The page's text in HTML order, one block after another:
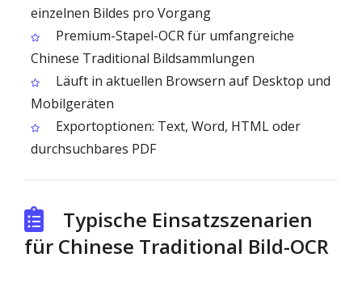
einzelnen Bildes pro Vorgang
Premium-Stapel-OCR für umfangreiche
Chinese Traditional Bildsammlungen
Läuft in aktuellen Browsern auf Desktop und
Mobilgeräten
Exportoptionen: Text, Word, HTML oder
durchsuchbares PDF
Typische Einsatzszenarien
für Chinese Traditional Bild-OCR